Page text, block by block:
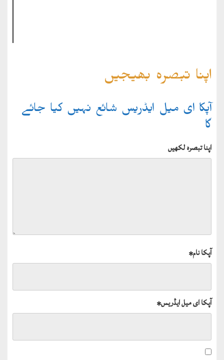
اپنا تبصرہ بھیجیں
آپکا ای میل ایڈریس شائع نہیں کیا جائے
گا
اپنا تبصرہ لکھیں
آپکا نام*
آپکا ای میل ایڈریس*